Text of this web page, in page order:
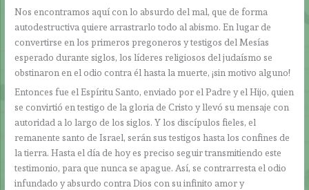
Nos encontramos aquí con lo absurdo del mal, que de forma
autodestructiva quiere arrastrarlo todo al abismo. En lugar de
convertirse en los primeros pregoneros y testigos del Mesías
esperado durante siglos, los líderes religiosos del judaísmo se
obstinaron en el odio contra él hasta la muerte, ¡sin motivo alguno!
Entonces fue el Espíritu Santo, enviado por el Padre y el Hijo, quien
se convirtió en testigo de la gloria de Cristo y llevó su mensaje con
autoridad a lo largo de los siglos. Y los discípulos fieles, el
remanente santo de Israel, serán sus testigos hasta los confines de
la tierra. Hasta el día de hoy es preciso seguir transmitiendo este
testimonio, para que nunca se apague. Así, se contrarresta el odio
infundado y absurdo contra Dios con su infinito amor y